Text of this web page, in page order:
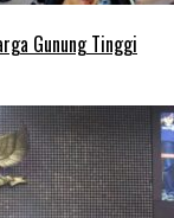
Gunung Tinggi